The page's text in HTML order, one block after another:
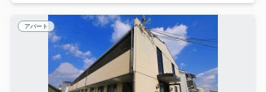
アパート